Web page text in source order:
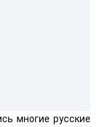
многие русские